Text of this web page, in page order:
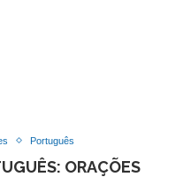
Português
ORAÇÕES